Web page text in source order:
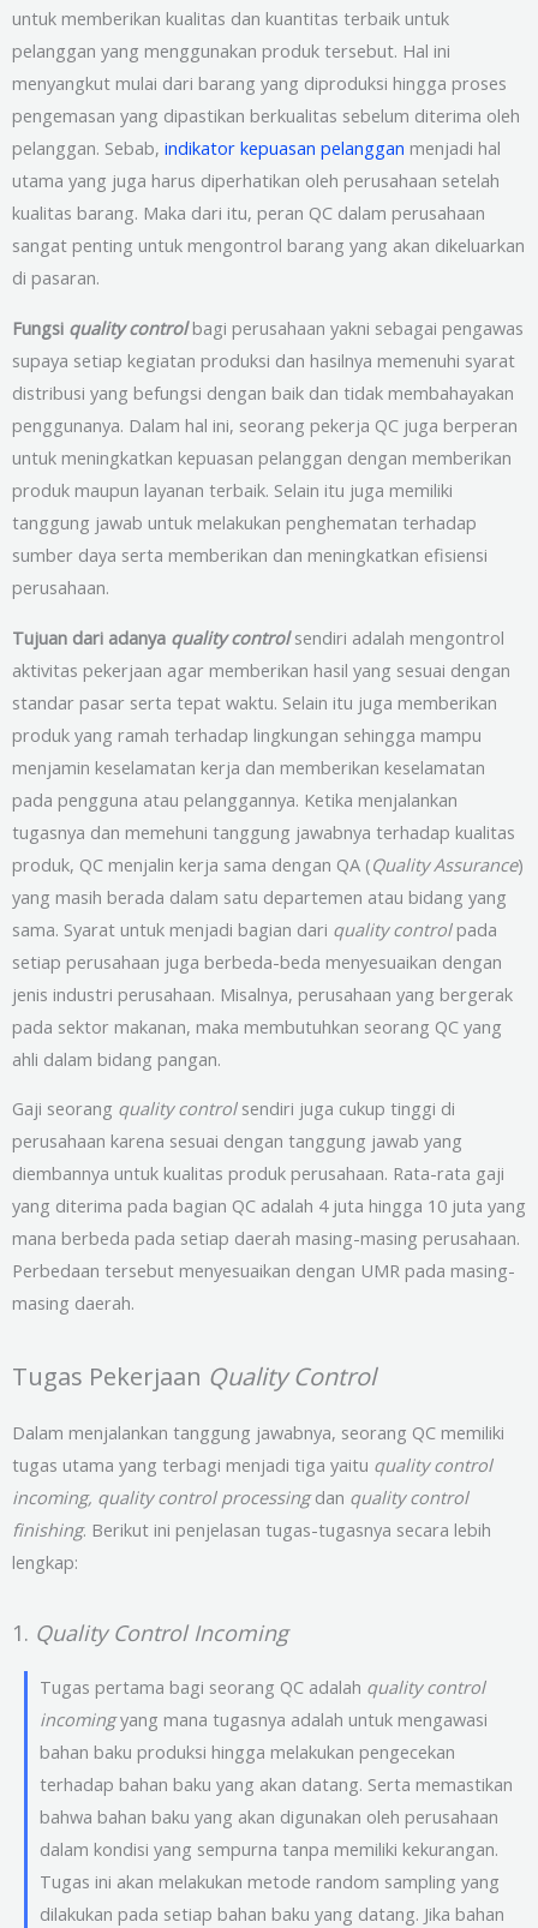
untuk memberikan kualitas dan kuantitas terbaik untuk
pelanggan yang menggunakan produk tersebut. Hal ini
menyangkut mulai dari barang yang diproduksi hingga proses
pengemasan yang dipastikan berkualitas sebelum diterima oleh
pelanggan. Sebab, indikator kepuasan pelanggan menjadi hal
utama yang juga harus diperhatikan oleh perusahaan setelah
kualitas barang. Maka dari itu, peran QC dalam perusahaan
sangat penting untuk mengontrol barang yang akan dikeluarkan
di pasaran.
Fungsi quality controlbagi perusahaan yakni sebagai pengawas
supaya setiap kegiatan produksi dan hasilnya memenuhi syarat
distribusi yang befungsi dengan baik dan tidak membahayakan
penggunanya. Dalam hal ini, seorang pekerja QC juga berperan
untuk meningkatkan kepuasan pelanggan dengan memberikan
produk maupun layanan terbaik. Selain itu juga memiliki
tanggung jawab untuk melakukan penghematan terhadap
sumber daya serta memberikan dan meningkatkan efisiensi
perusahaan.
Tujuan dari adanya quality controlsendiri adalah mengontrol
aktivitas pekerjaan agar memberikan hasil yang sesuai dengan
standar pasar serta tepat waktu. Selain itu juga memberikan
produk yang ramah terhadap lingkungan sehingga mampu
menjamin keselamatan kerja dan memberikan keselamatan
pada pengguna atau pelanggannya. Ketika menjalankan
tugasnya dan memehuni tanggung jawabnya terhadap kualitas
produk, QC menjalin kerja sama dengan QA (Quality Assurance)
yang masih berada dalam satu departemen atau bidang yang
sama. Syarat untuk menjadi bagian dari quality controlpada
setiap perusahaan juga berbeda-beda menyesuaikan dengan
jenis industri perusahaan. Misalnya, perusahaan yang bergerak
pada sektor makanan, maka membutuhkan seorang QC yang
ahli dalam bidang pangan.
Gaji seorang quality controlsendiri juga cukup tinggi di
perusahaan karena sesuai dengan tanggung jawab yang
diembannya untuk kualitas produk perusahaan. Rata-rata gaji
yang diterima pada bagian QC adalah 4 juta hingga 10 juta yang
mana berbeda pada setiap daerah masing-masing perusahaan.
Perbedaan tersebut menyesuaikan dengan UMR pada masing-
masing daerah.
Tugas Pekerjaan Quality Control
Dalam menjalankan tanggung jawabnya, seorang QC memiliki
tugas utama yang terbagi menjadi tiga yaitu quality control
incoming, quality control processingdan quality control
finishing. Berikut ini penjelasan tugas-tugasnya secara lebih
lengkap:
1. Quality Control Incoming
Tugas pertama bagi seorang QC adalah quality control
incomingyang mana tugasnya adalah untuk mengawasi
bahan baku produksi hingga melakukan pengecekan
terhadap bahan baku yang akan datang. Serta memastikan
bahwa bahan baku yang akan digunakan oleh perusahaan
dalam kondisi yang sempurna tanpa memiliki kekurangan.
Tugas ini akan melakukan metode random sampling yang
dilakukan pada setiap bahan baku yang datang. Jika bahan